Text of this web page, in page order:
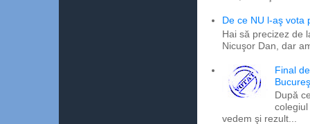
De ce NU l-aş vota
Hai să precizez de
Nicuşor Dan, dar
Final
După
vedem şi rezult...